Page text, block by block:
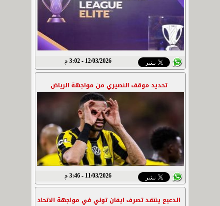
12/03/2026 - 3:02 م
تحديد موقف النصيري من مواجهة الرياض
11/03/2026 - 3:46 م
الدعيع ينتقد تصرف ايفان توني في مواجهة الاتحاد